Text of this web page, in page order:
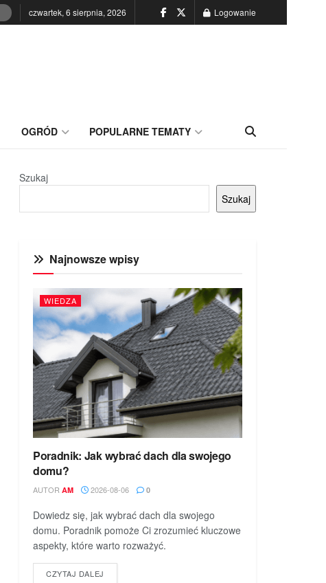
czwartek, 6 sierpnia, 2026 Logowanie
OGRÓD POPULARNE TEMATY
Szukaj
Szukaj
Najnowsze wpisy
WIEDZA
Poradnik: Jak wybrać dach dla swojego
domu?
AUTOR AM 2026-08-06 0
Dowiedz się, jak wybrać dach dla swojego
domu. Poradnik pomoże Ci zrozumieć kluczowe
aspekty, które warto rozważyć.
CZYTAJ DALEJ